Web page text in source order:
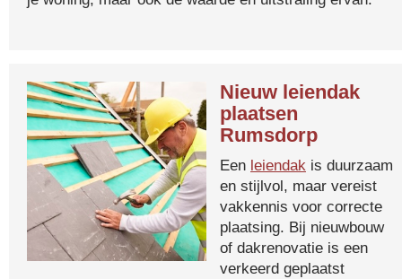
Nieuw leiendak
plaatsen
Rumsdorp
Een leiendak is duurzaam
en stijlvol, maar vereist
vakkennis voor correcte
plaatsing. Bij nieuwbouw
of dakrenovatie is een
verkeerd geplaatst